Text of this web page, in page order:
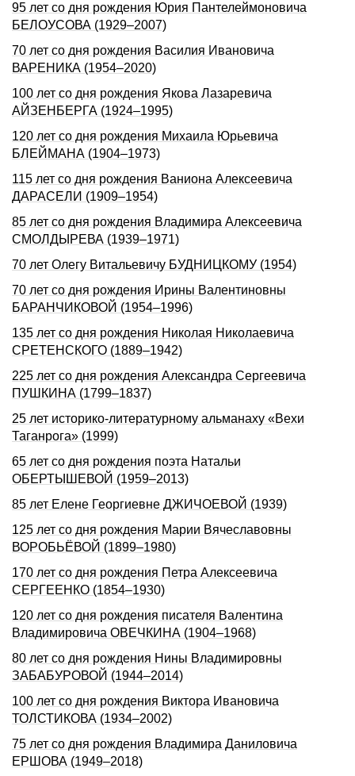
95 лет со дня рождения Юрия Пантелеймоновича
БЕЛОУСОВА (1929–2007)
70 лет со дня рождения Василия Ивановича
ВАРЕНИКА (1954–2020)
100 лет со дня рождения Якова Лазаревича
АЙЗЕНБЕРГА (1924–1995)
120 лет со дня рождения Михаила Юрьевича
БЛЕЙМАHА (1904–1973)
115 лет со дня рождения Ваниона Алексеевича
ДАРАСЕЛИ (1909–1954)
85 лет со дня рождения Владимира Алексеевича
СМОЛДЫРЕВА (1939–1971)
70 лет Олегу Витальевичу БУДНИЦКОМУ (1954)
70 лет со дня рождения Ирины Валентиновны
БАРАНЧИКОВОЙ (1954–1996)
135 лет со дня рождения Николая Николаевича
СРЕТЕНСКОГО (1889–1942)
225 лет со дня рождения Александра Сергеевича
ПУШКИHА (1799–1837)
25 лет историко-литературному альманаху «Вехи
Таганрога» (1999)
65 лет со дня рождения поэта Натальи
ОБЕРТЫШЕВОЙ (1959–2013)
85 лет Елене Георгиевне ДЖИЧОЕВОЙ (1939)
125 лет со дня рождения Марии Вячеславовны
ВОРОБЬЁВОЙ (1899–1980)
170 лет со дня рождения Петра Алексеевича
СЕРГЕЕНКО (1854–1930)
120 лет со дня рождения писателя Валентина
Владимировича ОВЕЧКИHА (1904–1968)
80 лет со дня рождения Нины Владимировны
ЗАБАБУРОВОЙ (1944–2014)
100 лет со дня рождения Виктора Ивановича
ТОЛСТИКОВА (1934–2002)
75 лет со дня рождения Владимира Даниловича
ЕРШОВА (1949–2018)